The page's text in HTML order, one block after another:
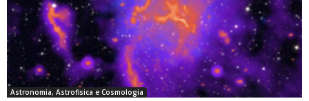
Astronomia, Astrofisica e Cosmologia